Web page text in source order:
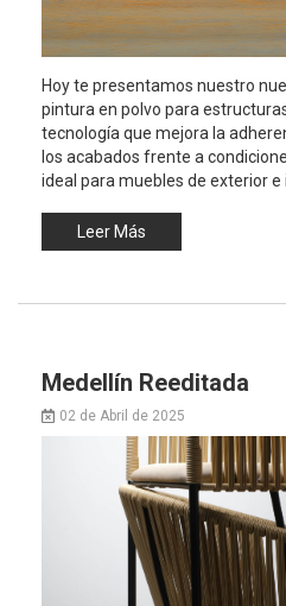
Hoy te presentamos nuestro
pintura en polvo para
tecnología que mejora la
los acabados frente a
ideal para muebles de exterior e
Leer Más
Medellín Reeditada
02 de Abril de 2025